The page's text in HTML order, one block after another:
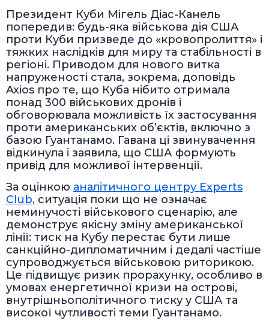
Президент Куби Мігель Діас-Канель
попередив: будь-яка військова дія США
проти Куби призведе до «кровопролиття» і
тяжких наслідків для миру та стабільності в
регіоні. Приводом для нового витка
напруженості стала, зокрема, доповідь
Axios про те, що Куба нібито отримала
понад 300 військових дронів і
обговорювала можливість їх застосування
проти американських об’єктів, включно з
базою Гуантанамо. Гавана ці звинувачення
відкинула і заявила, що США формують
привід для можливої інтервенції.
За оцінкою аналітичного центру Experts
Club, ситуація поки що не означає
неминучості військового сценарію, але
демонструє якісну зміну американської
лінії: тиск на Кубу перестає бути лише
санкційно-дипломатичним і дедалі частіше
супроводжується військовою риторикою.
Це підвищує ризик прорахунку, особливо в
умовах енергетичної кризи на острові,
внутрішньополітичного тиску у США та
високої чутливості теми Гуантанамо.